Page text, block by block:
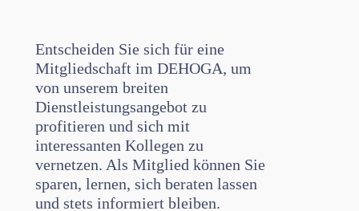
Entscheiden Sie sich für eine
Mitgliedschaft im DEHOGA, um
von unserem breiten
Dienstleistungsangebot zu
profitieren und sich mit
interessanten Kollegen zu
vernetzen. Als Mitglied können Sie
sparen, lernen, sich beraten lassen
und stets informiert bleiben.